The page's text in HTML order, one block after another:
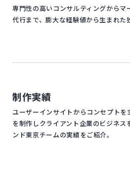
専門性の高いコンサルティングからマ
代行まで、膨大な経験値から生まれた
制作実績
ユーザーインサイトからコンセプト
を制作しクライアント企業のビジネス
ンド東京チームの実績をご紹介。